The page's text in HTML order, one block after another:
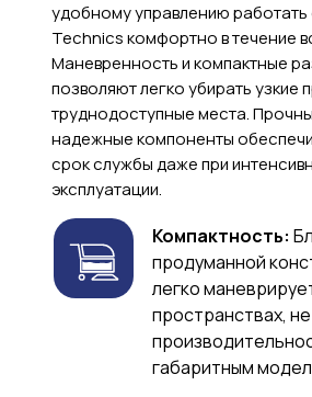
удобному управлению работать
Technics комфортно в течение
Маневренность и компактные
позволяют легко убирать узкие
труднодоступные места.
надежные компоненты
срок службы даже при
эксплуатации.
Компактность:
продуманной
легко
пространствах,
габаритным